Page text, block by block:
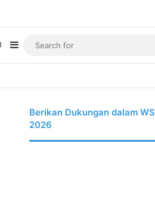
Log InSidebar
Berikan Dukungan dalam
2026